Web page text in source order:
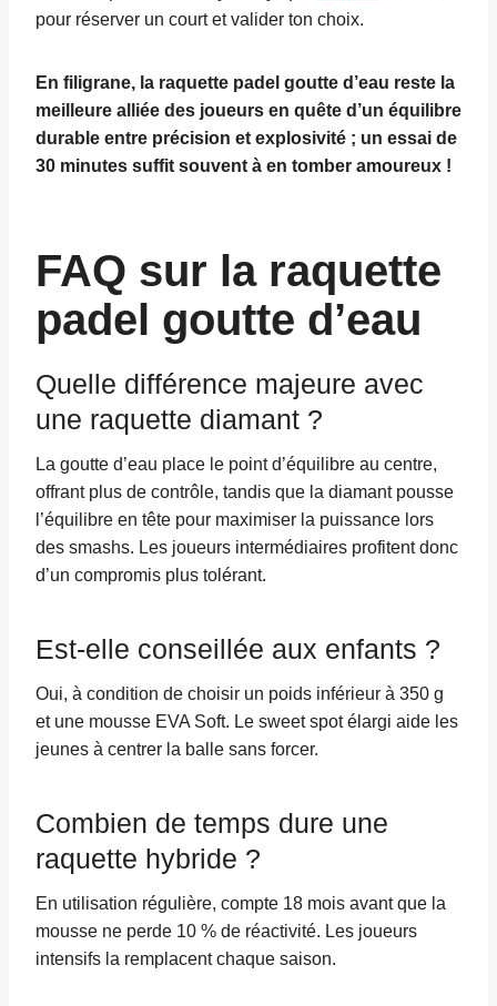
pour réserver un court et valider ton choix.
En filigrane, la raquette padel goutte d’eau reste la
meilleure alliée des joueurs en quête d’un équilibre
durable entre précision et explosivité ; un essai de
30 minutes suffit souvent à en tomber amoureux !
FAQ sur la raquette
padel goutte d’eau
Quelle différence majeure avec
une raquette diamant ?
La goutte d’eau place le point d’équilibre au centre,
offrant plus de contrôle, tandis que la diamant pousse
l’équilibre en tête pour maximiser la puissance lors
des smashs. Les joueurs intermédiaires profitent donc
d’un compromis plus tolérant.
Est-elle conseillée aux enfants ?
Oui, à condition de choisir un poids inférieur à 350 g
et une mousse EVA Soft. Le sweet spot élargi aide les
jeunes à centrer la balle sans forcer.
Combien de temps dure une
raquette hybride ?
En utilisation régulière, compte 18 mois avant que la
mousse ne perde 10 % de réactivité. Les joueurs
intensifs la remplacent chaque saison.